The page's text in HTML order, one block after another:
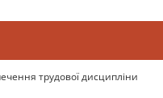
трудової дисципліни